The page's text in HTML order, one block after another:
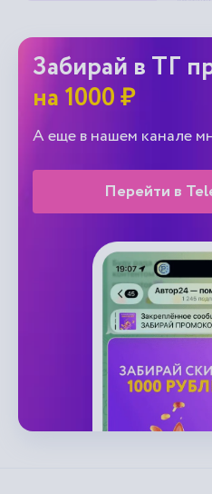
Забирай в ТГ
на 1000 ₽
А еще в нашем канале
Перейти в